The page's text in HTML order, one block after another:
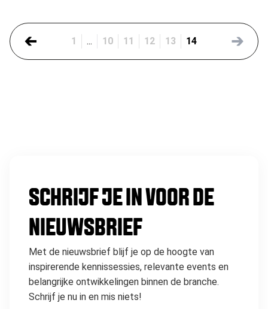
1 ... 10 11 12 13 14
SCHRIJF JE IN VOOR DE
NIEUWSBRIEF
Met de nieuwsbrief blijf je op de hoogte van
inspirerende kennissessies, relevante events en
belangrijke ontwikkelingen binnen de branche.
Schrijf je nu in en mis niets!